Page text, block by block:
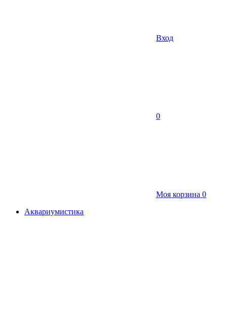
Вход
0
Моя корзина 0
Аквариумистика